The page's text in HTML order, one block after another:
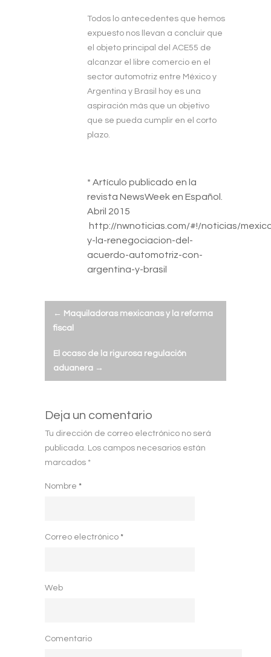
Todos lo antecedentes que hemos
expuesto nos llevan a concluir que
el objeto principal del ACE55 de
alcanzar el libre comercio en el
sector automotriz entre México y
Argentina y Brasil hoy es una
aspiración más que un objetivo
que se pueda cumplir en el corto
plazo.
* Artículo publicado en la
revista NewsWeek en Español.
Abril 2015
http://nwnoticias.com/#!/noticias/
y-la-renegociacion-del-
acuerdo-automotriz-con-
argentina-y-brasil
Post
navigation
← Maquiladoras mexicanas y la reforma
fiscal
El ocaso de la rigurosa regulación
aduanera →
Deja un comentario
Tu dirección de correo electrónico no será
publicada. Los campos necesarios están
marcados *
Nombre *
Correo electrónico *
Web
Comentario